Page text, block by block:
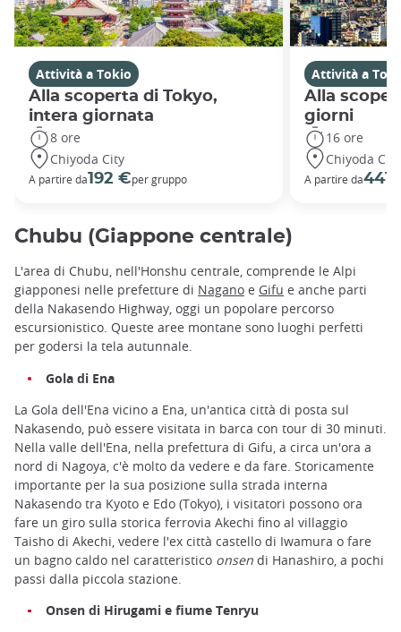
Attività a Tokio
Alla scoperta di Tokyo,
intera giornata
8 ore
Chiyoda City
A partire da192 €per gruppo
Attività a
Alla
giorni
16 ore
Chiyoda City
A partire da441
Chubu (Giappone centrale)
L'area di Chubu, nell'Honshu centrale, comprende le Alpi
giapponesi nelle prefetture di Nagano e Gifu e anche parti
della Nakasendo Highway, oggi un popolare percorso
escursionistico. Queste aree montane sono luoghi perfetti
per godersi la tela autunnale.
Gola di Ena
La Gola dell'Ena vicino a Ena, un'antica città di posta sul
Nakasendo, può essere visitata in barca con tour di 30 minuti.
Nella valle dell'Ena, nella prefettura di Gifu, a circa un'ora a
nord di Nagoya, c'è molto da vedere e da fare. Storicamente
importante per la sua posizione sulla strada interna
Nakasendo tra Kyoto e Edo (Tokyo), i visitatori possono ora
fare un giro sulla storica ferrovia Akechi fino al villaggio
Taisho di Akechi, vedere l'ex città castello di Iwamura o fare
un bagno caldo nel caratteristico onsen di Hanashiro, a pochi
passi dalla piccola stazione.
Onsen di Hirugami e fiume Tenryu